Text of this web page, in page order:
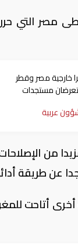
مصر
خارجية مصر وقطر
مستجدات
الإقليمية
عربية
من
عن طريقة
أتاحت